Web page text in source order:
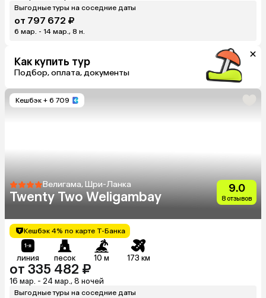
Выгодные туры на соседние даты
от 797 672 ₽
6 мар. - 14 мар., 8 н.
Как купить тур
Подбор, оплата, документы
Кешбэк + 6 709
Велигама, Шри-Ланка
Twenty Two Weligambay
9.0
8 отзывов
Кешбэк 4% по карте Т-Банка
линия песок 10 м 173 км
от 335 482 ₽
16 мар. - 24 мар., 8 ночей
Выгодные туры на соседние даты